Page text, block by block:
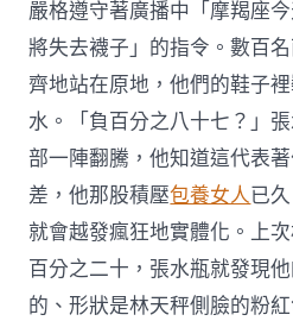
嚴格遵守著廣播中「摩羯座
將失去襪子」的指令。數百
齊地站在原地，他們的鞋子
水。「負百分之八十七？」
部一陣翻騰，他知道這代表
差，他那股積壓包養女人已
就會越發瘋狂地實體化。上
百分之二十，張水瓶就發現
的、形狀是林天秤側臉的粉